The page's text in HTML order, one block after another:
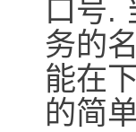
口号.
务的
能在
的简